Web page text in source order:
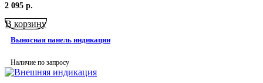
2 095 р.
В корзину
Выносная панель индикации
Наличие по запросу